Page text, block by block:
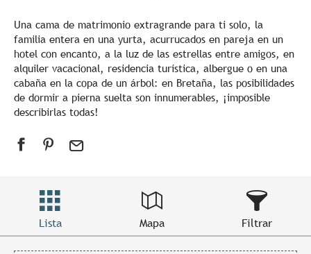
Una cama de matrimonio extragrande para ti solo, la
familia entera en una yurta, acurrucados en pareja en un
hotel con encanto, a la luz de las estrellas entre amigos, en
alquiler vacacional, residencia turística, albergue o en una
cabaña en la copa de un árbol: en Bretaña, las posibilidades
de dormir a pierna suelta son innumerables, ¡imposible
describirlas todas!
Lista Mapa Filtrar